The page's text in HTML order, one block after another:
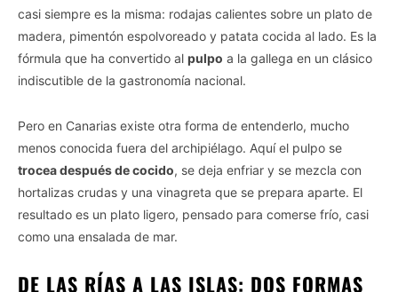
casi siempre es la misma: rodajas calientes sobre un plato de
madera, pimentón espolvoreado y patata cocida al lado. Es la
fórmula que ha convertido al pulpo a la gallega en un clásico
indiscutible de la gastronomía nacional.
Pero en Canarias existe otra forma de entenderlo, mucho
menos conocida fuera del archipiélago. Aquí el pulpo se
trocea después de cocido, se deja enfriar y se mezcla con
hortalizas crudas y una vinagreta que se prepara aparte. El
resultado es un plato ligero, pensado para comerse frío, casi
como una ensalada de mar.
DE LAS RÍAS A LAS ISLAS: DOS FORMAS